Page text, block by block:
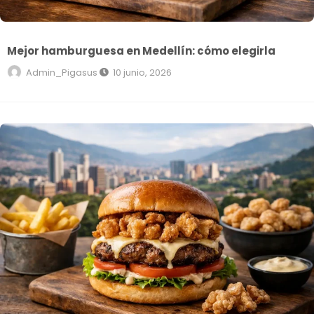
Mejor hamburguesa en Medellín: cómo elegirla
Admin_Pigasus 10 junio, 2026